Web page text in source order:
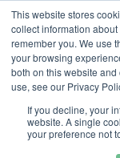
This website stores
collect information
remember you. We use
your browsing
both on this website
use, see our Privacy
If you decline, your
website. A single
your preference not
Ga
naar
inhoud